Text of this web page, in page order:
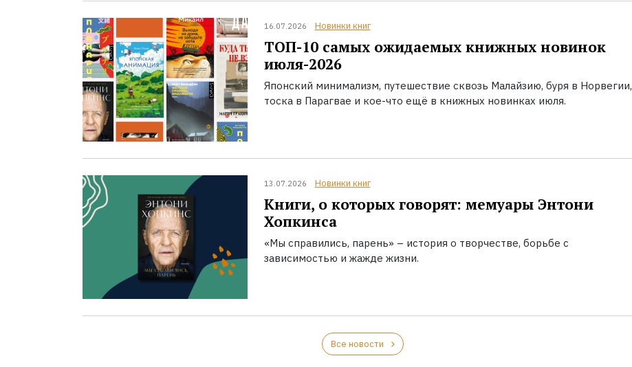
16.07.2026 Новинки книг
ТОП-10 самых ожидаемых книжных новинок
июля-2026
Японский минимализм, путешествие сквозь Малайзию, буря в Норвегии,
тоска в Парагвае и кое-что ещё в книжных новинках июля.
13.07.2026 Новинки книг
Книги, о которых говорят: мемуары Энтони
Хопкинса
«Мы справились, парень» – история о творчестве, борьбе с
зависимостью и жажде жизни.
Все новости